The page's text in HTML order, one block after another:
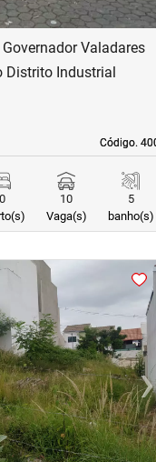
Valadares
Código.
Código.
Distrito Industrial
0
10
Vaga(s)
5
banho(s)
›